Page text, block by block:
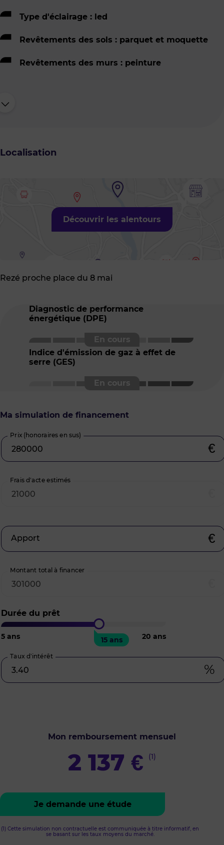
Type d'éclairage : led
Revêtements des sols : parquet et moquette
Revêtements des murs : peinture
Localisation
Découvrir les alentours
Rezé proche place du 8 mai
Diagnostic de performance
énergétique (DPE)
Indice d'émission de gaz à effet de
serre (GES)
Ma simulation de financement
Prix (honoraires en sus)
€
Frais d’acte estimés
Apport €
Montant total à financer
Durée du prêt
5 ans 20 ans
15 ans
Taux d’intérêt
%
Mon remboursement mensuel
2 137 € (1)
Je demande une étude
(1) Cette simulation non contractuelle est communiquée à titre informatif, en
se basant sur les taux moyens du marché.